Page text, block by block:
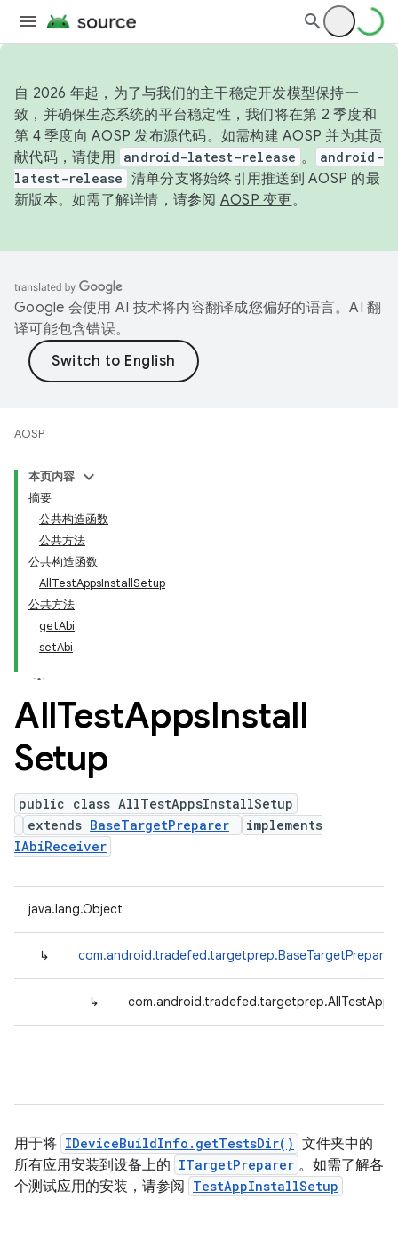
自 2026 年起，为了与我们的主干稳定开发模型保持一
致，并确保生态系统的平台稳定性，我们将在第 2 季度和
第 4 季度向 AOSP 发布源代码。如需构建 AOSP 并为其贡
献代码，请使用 android-latest-release 。
android-
latest-release 清单分支将始终引用推送到 AOSP 的最
新版本。如需了解详情，请参阅 AOSP 变更。
Google 会使用 AI 技术将内容翻译成您偏好的语言。AI 翻
译可能包含错误。
AOSP
本页内容
摘要
公共构造函数
公共方法
公共构造函数
AllTestAppsInstallSetup
公共方法
getAbi
setAbi
AllTestAppsInstall
Setup
public class AllTestAppsInstallSetup
extends BaseTargetPreparer
implements
IAbiReceiver
java.lang.Object
↳ com.android.tradefed.targetprep.BaseTargetPreparer
↳
用于将 IDeviceBuildInfo.getTestsDir() 文件夹中的
所有应用安装到设备上的 ITargetPreparer 。如需了解各
个测试应用的安装，请参阅
TestAppInstallSetup